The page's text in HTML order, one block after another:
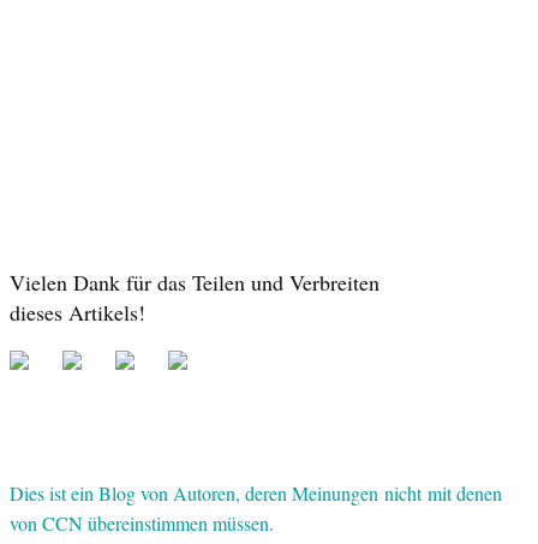
Vielen Dank für das Teilen und Verbreiten
dieses Artikels!
Dies ist ein Blog von Autoren, deren Meinungen nicht mit denen
von CCN übereinstimmen müssen.